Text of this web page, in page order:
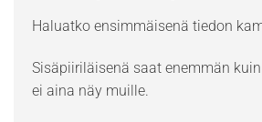
Haluatko ensimmäisenä tiedon
Sisäpiiriläisenä saat enemmän
ei aina näy muille.